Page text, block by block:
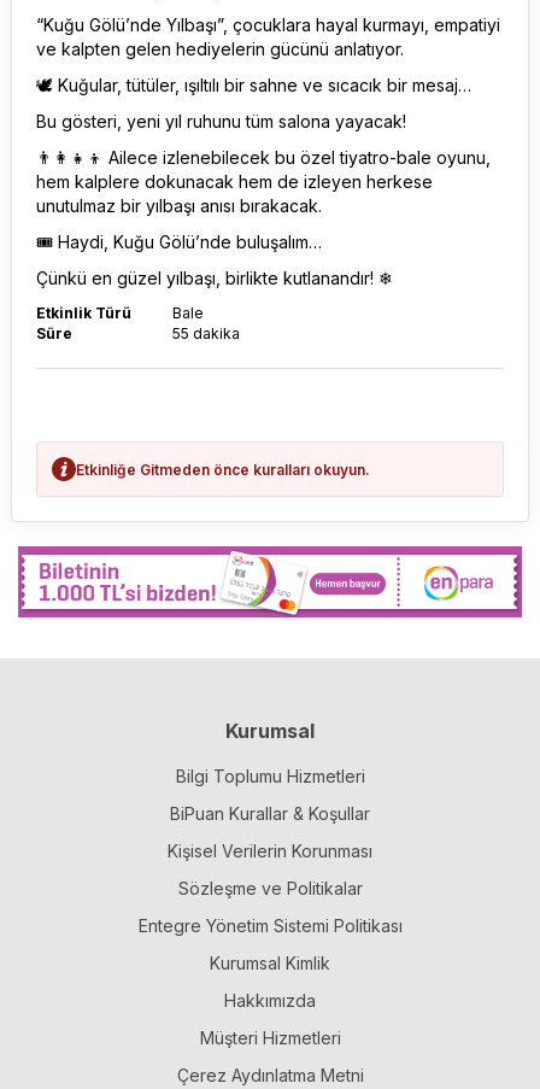
“Kuğu Gölü’nde Yılbaşı”, çocuklara hayal kurmayı, empatiyi
ve kalpten gelen hediyelerin gücünü anlatıyor.
🕊 Kuğular, tütüler, ışıltılı bir sahne ve sıcacık bir mesaj…
Bu gösteri, yeni yıl ruhunu tüm salona yayacak!
👨‍👩‍👧‍👦 Ailece izlenebilecek bu özel tiyatro-bale oyunu,
hem kalplere dokunacak hem de izleyen herkese
unutulmaz bir yılbaşı anısı bırakacak.
🎟 Haydi, Kuğu Gölü’nde buluşalım…
Çünkü en güzel yılbaşı, birlikte kutlanandır! ❄
Etkinlik Türü
Bale
Süre
55 dakika
Etkinliğe Gitmeden önce kuralları okuyun.
Kurumsal
Bilgi Toplumu Hizmetleri
BiPuan Kurallar & Koşullar
Kişisel Verilerin Korunması
Sözleşme ve Politikalar
Entegre Yönetim Sistemi Politikası
Kurumsal Kimlik
Hakkımızda
Müşteri Hizmetleri
Çerez Aydınlatma Metni